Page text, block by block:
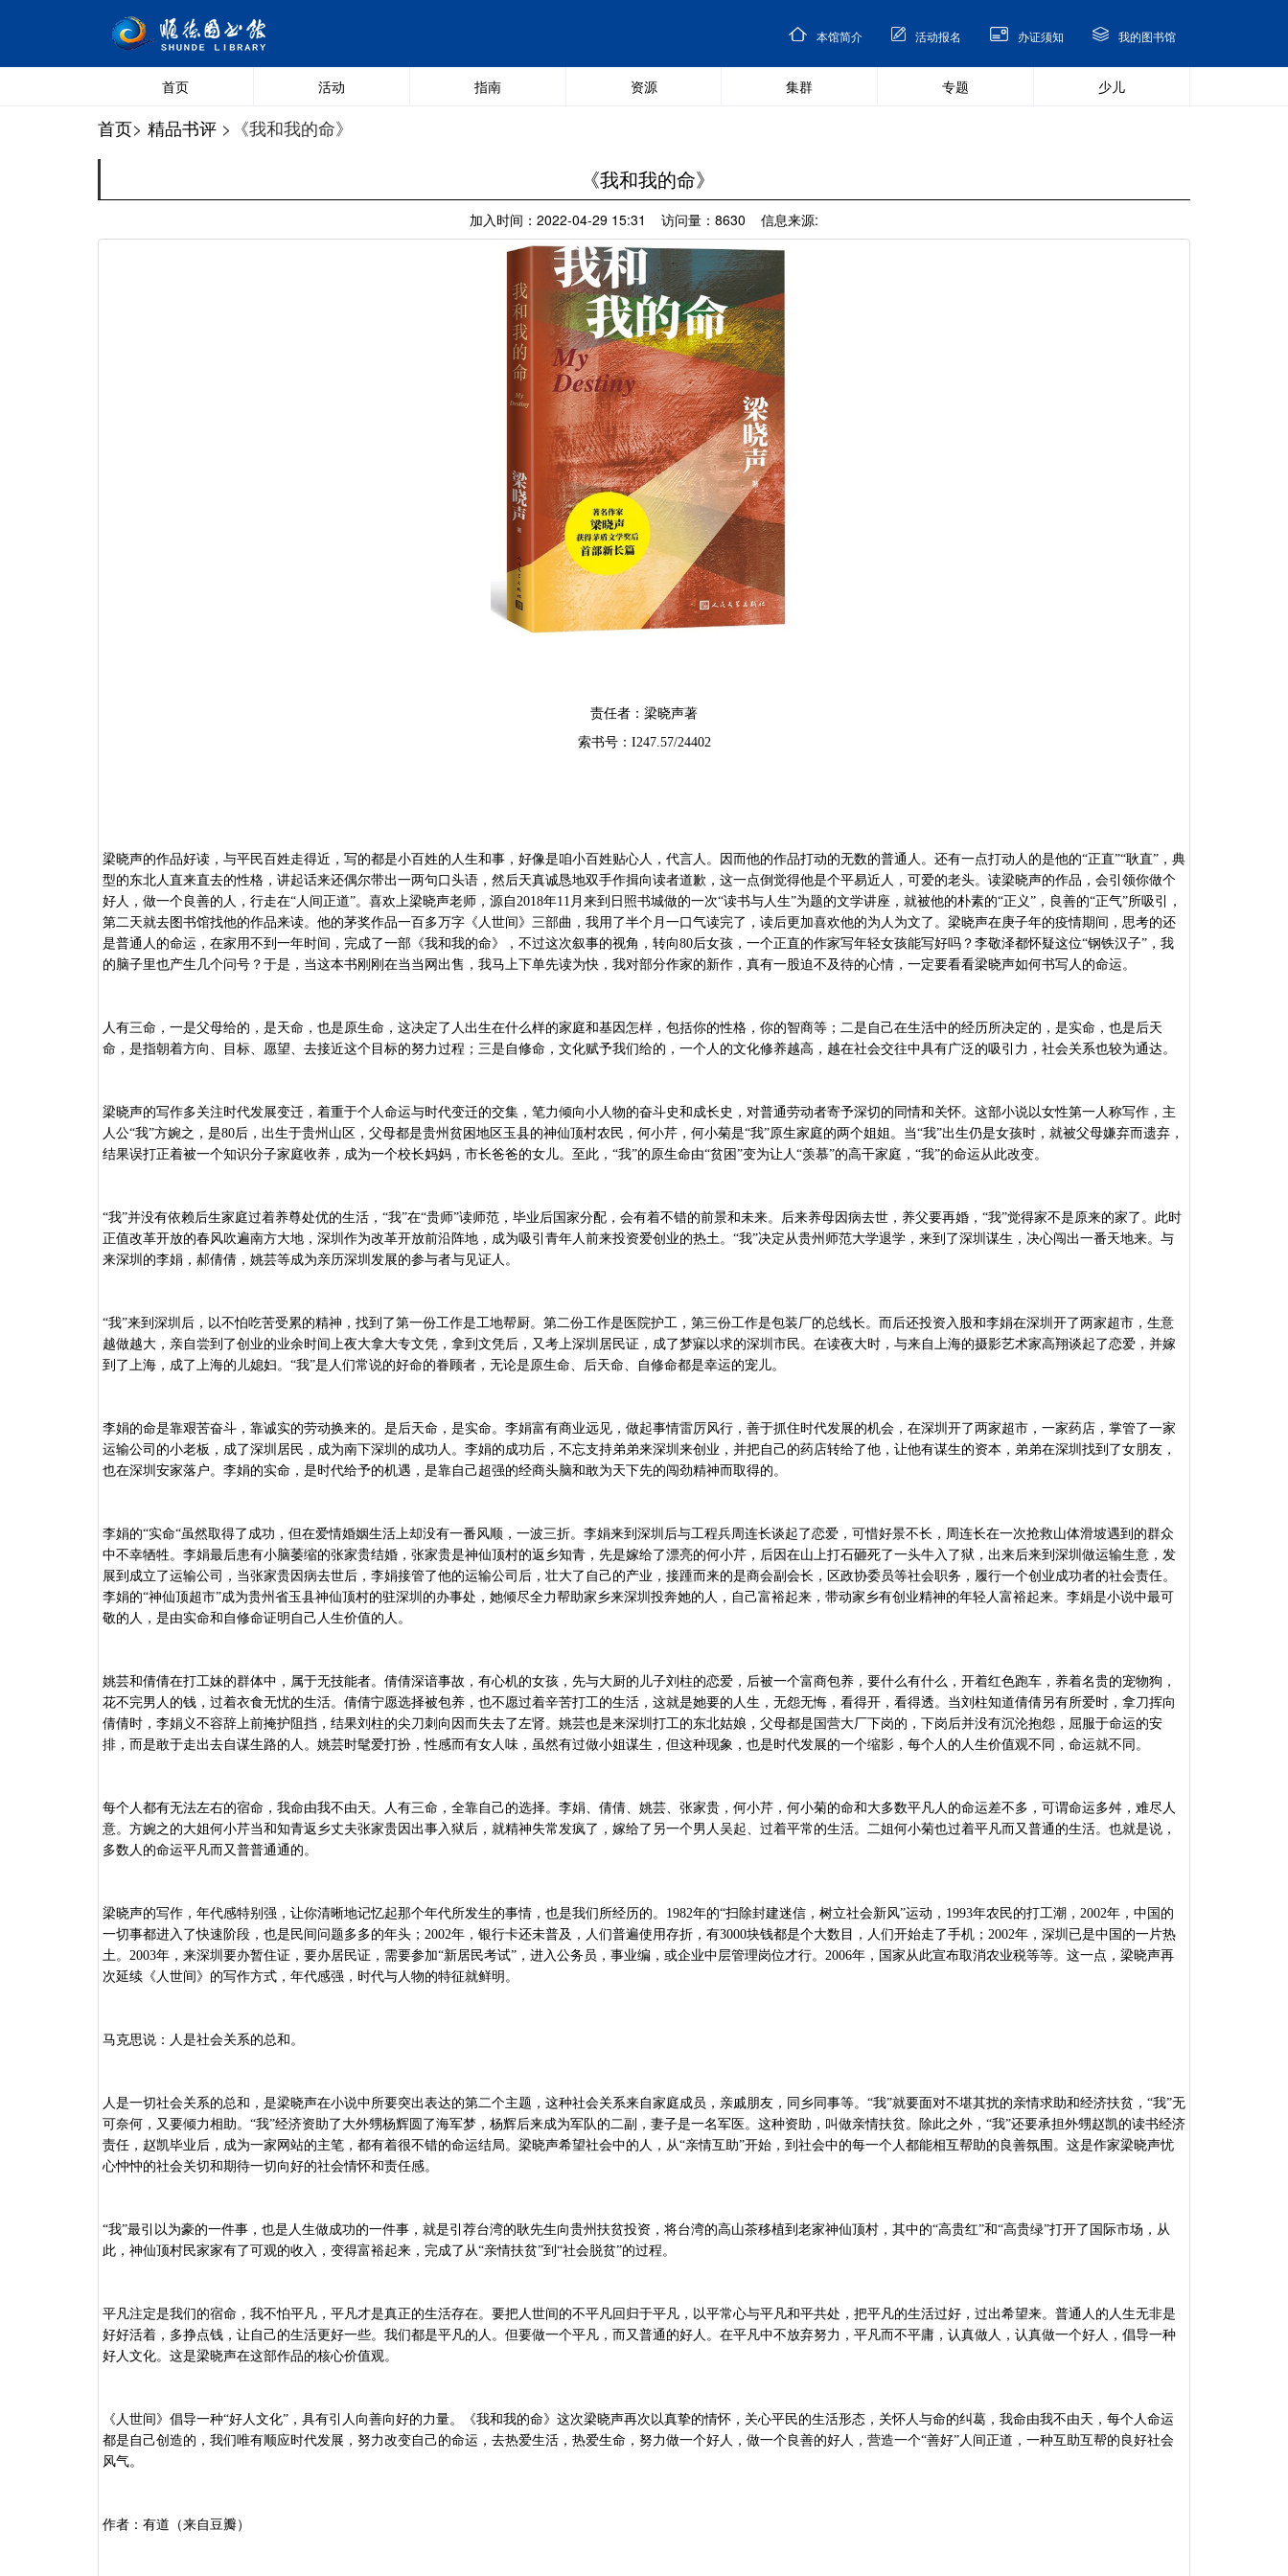
本馆简介 活动报名 办证须知 我的图书馆
首页 活动 指南 资源 集群 专题 少儿
首页> 精品书评 >《我和我的命》
《我和我的命》
加入时间：2022-04-29 15:31 访问量：8630 信息来源:
责任者：梁晓声著
索书号： I247.57/24402
梁晓声的作品好读，与平民百姓走得近，写的都是小百姓的人生和事，好像是咱小百姓贴心人，代言人。因而他的作品打动的无数的普通人。还有一点打动人的是他的“正直”“耿直”，典
型的东北人直来直去的性格，讲起话来还偶尔带出一两句口头语，然后天真诚恳地双手作揖向读者道歉，这一点倒觉得他是个平易近人，可爱的老头。读梁晓声的作品，会引领你做个
好人，做一个良善的人，行走在“人间正道”。喜欢上梁晓声老师，源自2018年11月来到日照书城做的一次“读书与人生”为题的文学讲座，就被他的朴素的“正义”，良善的“正气”所吸引，
第二天就去图书馆找他的作品来读。他的茅奖作品一百多万字《人世间》三部曲，我用了半个月一口气读完了，读后更加喜欢他的为人为文了。梁晓声在庚子年的疫情期间，思考的还
是普通人的命运，在家用不到一年时间，完成了一部《我和我的命》，不过这次叙事的视角，转向80后女孩，一个正直的作家写年轻女孩能写好吗？李敬泽都怀疑这位“钢铁汉子”，我
的脑子里也产生几个问号？于是，当这本书刚刚在当当网出售，我马上下单先读为快，我对部分作家的新作，真有一股迫不及待的心情，一定要看看梁晓声如何书写人的命运。
人有三命，一是父母给的，是天命，也是原生命，这决定了人出生在什么样的家庭和基因怎样，包括你的性格，你的智商等；二是自己在生活中的经历所决定的，是实命，也是后天
命，是指朝着方向、目标、愿望、去接近这个目标的努力过程；三是自修命，文化赋予我们给的，一个人的文化修养越高，越在社会交往中具有广泛的吸引力，社会关系也较为通达。
梁晓声的写作多关注时代发展变迁，着重于个人命运与时代变迁的交集，笔力倾向小人物的奋斗史和成长史，对普通劳动者寄予深切的同情和关怀。这部小说以女性第一人称写作，主
人公“我”方婉之，是80后，出生于贵州山区，父母都是贵州贫困地区玉县的神仙顶村农民，何小芹，何小菊是“我”原生家庭的两个姐姐。当“我”出生仍是女孩时，就被父母嫌弃而遗弃，
结果误打正着被一个知识分子家庭收养，成为一个校长妈妈，市长爸爸的女儿。至此，“我”的原生命由“贫困”变为让人“羡慕”的高干家庭，“我”的命运从此改变。
“我”并没有依赖后生家庭过着养尊处优的生活，“我”在“贵师”读师范，毕业后国家分配，会有着不错的前景和未来。后来养母因病去世，养父要再婚，“我”觉得家不是原来的家了。此时
正值改革开放的春风吹遍南方大地，深圳作为改革开放前沿阵地，成为吸引青年人前来投资爱创业的热土。“我”决定从贵州师范大学退学，来到了深圳谋生，决心闯出一番天地来。与
来深圳的李娟，郝倩倩，姚芸等成为亲历深圳发展的参与者与见证人。
“我”来到深圳后，以不怕吃苦受累的精神，找到了第一份工作是工地帮厨。第二份工作是医院护工，第三份工作是包装厂的总线长。而后还投资入股和李娟在深圳开了两家超市，生意
越做越大，亲自尝到了创业的业余时间上夜大拿大专文凭，拿到文凭后，又考上深圳居民证，成了梦寐以求的深圳市民。在读夜大时，与来自上海的摄影艺术家高翔谈起了恋爱，并嫁
到了上海，成了上海的儿媳妇。“我”是人们常说的好命的眷顾者，无论是原生命、后天命、自修命都是幸运的宠儿。
李娟的命是靠艰苦奋斗，靠诚实的劳动换来的。是后天命，是实命。李娟富有商业远见，做起事情雷厉风行，善于抓住时代发展的机会，在深圳开了两家超市，一家药店，掌管了一家
运输公司的小老板，成了深圳居民，成为南下深圳的成功人。李娟的成功后，不忘支持弟弟来深圳来创业，并把自己的药店转给了他，让他有谋生的资本，弟弟在深圳找到了女朋友，
也在深圳安家落户。李娟的实命，是时代给予的机遇，是靠自己超强的经商头脑和敢为天下先的闯劲精神而取得的。
李娟的“实命“虽然取得了成功，但在爱情婚姻生活上却没有一番风顺，一波三折。李娟来到深圳后与工程兵周连长谈起了恋爱，可惜好景不长，周连长在一次抢救山体滑坡遇到的群众
中不幸牺牲。李娟最后患有小脑萎缩的张家贵结婚，张家贵是神仙顶村的返乡知青，先是嫁给了漂亮的何小芹，后因在山上打石砸死了一头牛入了狱，出来后来到深圳做运输生意，发
展到成立了运输公司，当张家贵因病去世后，李娟接管了他的运输公司后，壮大了自己的产业，接踵而来的是商会副会长，区政协委员等社会职务，履行一个创业成功者的社会责任。
李娟的“神仙顶超市”成为贵州省玉县神仙顶村的驻深圳的办事处，她倾尽全力帮助家乡来深圳投奔她的人，自己富裕起来，带动家乡有创业精神的年轻人富裕起来。李娟是小说中最可
敬的人，是由实命和自修命证明自己人生价值的人。
姚芸和倩倩在打工妹的群体中，属于无技能者。倩倩深谙事故，有心机的女孩，先与大厨的儿子刘柱的恋爱，后被一个富商包养，要什么有什么，开着红色跑车，养着名贵的宠物狗，
花不完男人的钱，过着衣食无忧的生活。倩倩宁愿选择被包养，也不愿过着辛苦打工的生活，这就是她要的人生，无怨无悔，看得开，看得透。当刘柱知道倩倩另有所爱时，拿刀挥向
倩倩时，李娟义不容辞上前掩护阻挡，结果刘柱的尖刀刺向因而失去了左肾。姚芸也是来深圳打工的东北姑娘，父母都是国营大厂下岗的，下岗后并没有沉沦抱怨，屈服于命运的安
排，而是敢于走出去自谋生路的人。姚芸时髦爱打扮，性感而有女人味，虽然有过做小姐谋生，但这种现象，也是时代发展的一个缩影，每个人的人生价值观不同，命运就不同。
每个人都有无法左右的宿命，我命由我不由天。人有三命，全靠自己的选择。李娟、倩倩、姚芸、张家贵，何小芹，何小菊的命和大多数平凡人的命运差不多，可谓命运多舛，难尽人
意。方婉之的大姐何小芹当和知青返乡丈夫张家贵因出事入狱后，就精神失常发疯了，嫁给了另一个男人吴起、过着平常的生活。二姐何小菊也过着平凡而又普通的生活。也就是说，
多数人的命运平凡而又普普通通的。
梁晓声的写作，年代感特别强，让你清晰地记忆起那个年代所发生的事情，也是我们所经历的。 1982年的“扫除封建迷信，树立社会新风”运动，1993年农民的打工潮，2002年，中国的
一切事都进入了快速阶段，也是民间问题多多的年头；2002年，银行卡还未普及，人们普遍使用存折，有3000块钱都是个大数目，人们开始走了手机；2002年，深圳已是中国的一片热
土。2003年，来深圳要办暂住证，要办居民证，需要参加“新居民考试”，进入公务员，事业编，或企业中层管理岗位才行。2006年，国家从此宣布取消农业税等等。这一点，梁晓声再
次延续《人世间》的写作方式，年代感强，时代与人物的特征就鲜明。
马克思说：人是社会关系的总和。
人是一切社会关系的总和，是梁晓声在小说中所要突出表达的第二个主题，这种社会关系来自家庭成员，亲戚朋友，同乡同事等。 “我”就要面对不堪其扰的亲情求助和经济扶贫，“我”无
可奈何，又要倾力相助。“我”经济资助了大外甥杨辉圆了海军梦，杨辉后来成为军队的二副，妻子是一名军医。这种资助，叫做亲情扶贫。除此之外，“我”还要承担外甥赵凯的读书经济
责任，赵凯毕业后，成为一家网站的主笔，都有着很不错的命运结局。梁晓声希望社会中的人，从“亲情互助”开始，到社会中的每一个人都能相互帮助的良善氛围。这是作家梁晓声忧
心忡忡的社会关切和期待一切向好的社会情怀和责任感。
“我”最引以为豪的一件事，也是人生做成功的一件事，就是引荐台湾的耿先生向贵州扶贫投资，将台湾的高山茶移植到老家神仙顶村，其中的“高贵红”和“高贵绿”打开了国际市场，从
此，神仙顶村民家家有了可观的收入，变得富裕起来，完成了从“亲情扶贫”到“社会脱贫”的过程。
平凡注定是我们的宿命，我不怕平凡，平凡才是真正的生活存在。要把人世间的不平凡回归于平凡，以平常心与平凡和平共处，把平凡的生活过好，过出希望来。普通人的人生无非是
好好活着，多挣点钱，让自己的生活更好一些。我们都是平凡的人。但要做一个平凡，而又普通的好人。在平凡中不放弃努力，平凡而不平庸，认真做人，认真做一个好人，倡导一种
好人文化。这是梁晓声在这部作品的核心价值观。
《人世间》倡导一种“好人文化”，具有引人向善向好的力量。《我和我的命》这次梁晓声再次以真挚的情怀，关心平民的生活形态，关怀人与命的纠葛，我命由我不由天，每个人命运
都是自己创造的，我们唯有顺应时代发展，努力改变自己的命运，去热爱生活，热爱生命，努力做一个好人，做一个良善的好人，营造一个“善好”人间正道，一种互助互帮的良好社会
风气。
作者：有道（来自豆瓣）